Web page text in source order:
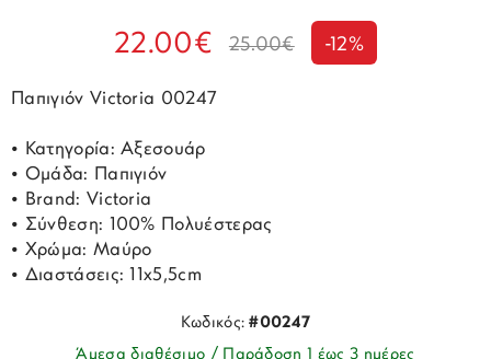
22.00€ 25.00€ -12%
Παπιγιόν Victoria 00247
• Κατηγορία: Αξεσουάρ
• Ομάδα: Παπιγιόν
• Brand: Victoria
• Σύνθεση: 100% Πολυέστερας
• Χρώμα: Μαύρο
• Διαστάσεις: 11x5,5cm
Κωδικός:#00247
Άμεσα διαθέσιμο / Παράδοση 1 έως 3 ημέρες